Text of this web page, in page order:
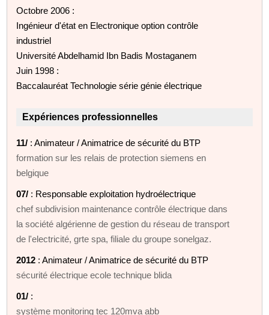
Octobre 2006 :
Ingénieur d'état en Electronique option contrôle
industriel
Université Abdelhamid Ibn Badis Mostaganem
Juin 1998 :
Baccalauréat Technologie série génie électrique
Expériences professionnelles
11/ : Animateur / Animatrice de sécurité du BTP
formation sur les relais de protection siemens en
belgique
07/ : Responsable exploitation hydroélectrique
chef subdivision maintenance contrôle électrique dans
la société algérienne de gestion du réseau de transport
de l'electricité, grte spa, filiale du groupe sonelgaz.
2012 : Animateur / Animatrice de sécurité du BTP
sécurité électrique ecole technique blida
01/ :
système monitoring tec 120mva abb